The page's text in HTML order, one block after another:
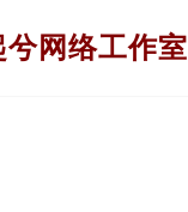
网络工作室